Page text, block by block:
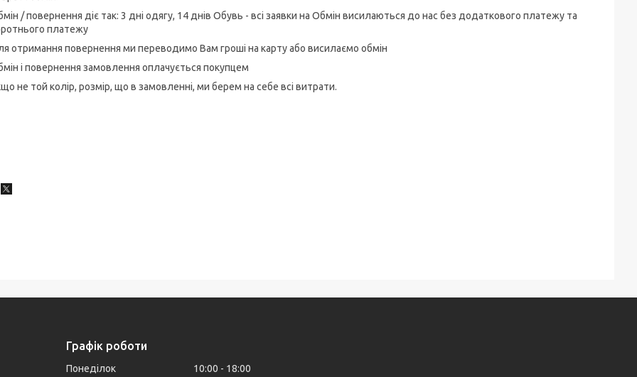
/ повернення діє так: 3 дні одягу, 14 днів Обувь - всі заявки на Обмін висилаються до нас без додаткового платежу та
платежу
отримання повернення ми переводимо Вам гроші на карту або висилаємо обмін
і повернення замовлення оплачується покупцем
не той колір, розмір, що в замовленні, ми берем на себе всі витрати.
Графік роботи
Понеділок 10:00
18:00